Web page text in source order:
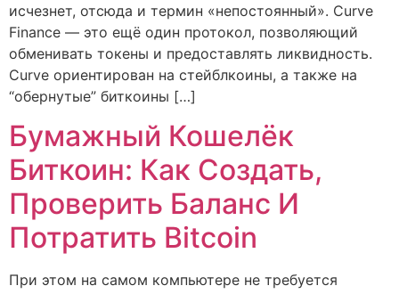
исчезнет, отсюда и термин «непостоянный». Curve
Finance — это ещё один протокол, позволяющий
обменивать токены и предоставлять ликвидность.
Curve ориентирован на стейблкоины, а также на
“обернутые” биткоины […]
Бумажный Кошелёк
Биткоин: Как Создать,
Проверить Баланс И
Потратить Bitcoin
При этом на самом компьютере не требуется